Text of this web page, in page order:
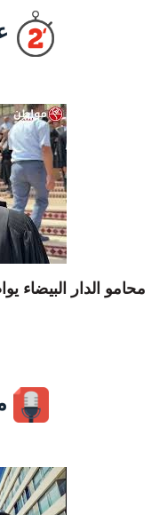
محامو الدار البيضاء